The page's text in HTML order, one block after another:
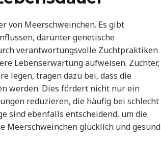
von Meerschweinchen. Es gibt
darunter genetische
verantwortungsvolle Zuchtpraktiken
Lebenserwartung aufweisen. Züchter,
legen, tragen dazu bei, dass die
werden. Dies fördert nicht nur ein
reduzieren, die häufig bei schlecht
sind ebenfalls entscheidend, um die
Meerschweinchen glücklich und gesund